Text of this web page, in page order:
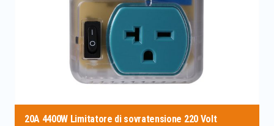
20A 4400W Limitatore di sovratensione 220 Volt